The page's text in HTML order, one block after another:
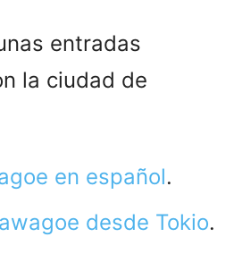
entradas
la ciudad de
en español.
desde Tokio.